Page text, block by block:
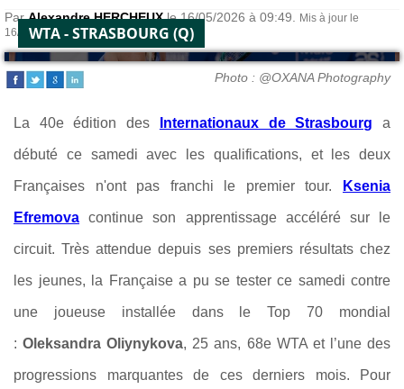
ParAlexandre HERCHEUXle 16/05/2026 à 09:49.
Mis à jour le
16/05/2026 à 16:44.
WTA - STRASBOURG (Q)
Photo : @OXANA Photography
La 40e édition des Internationaux de Strasbourg a
débuté ce samedi avec les qualifications, et les deux
Françaises n'ont pas franchi le premier tour. Ksenia
Efremova continue son apprentissage accéléré sur le
circuit. Très attendue depuis ses premiers résultats chez
les jeunes, la Française a pu se tester ce samedi contre
une joueuse installée dans le Top 70 mondial
:Oleksandra Oliynykova, 25 ans, 68e WTA et l’une des
progressions marquantes de ces derniers mois. Pour